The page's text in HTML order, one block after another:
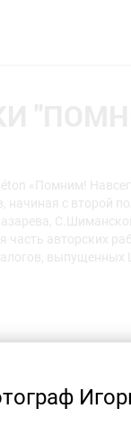
«Помним!
начиная с второй
часть авторских